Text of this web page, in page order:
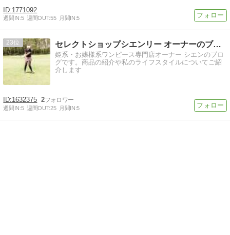
1771092
週間IN:5 週間OUT:55 月間IN:5
23 セレクトショップシエンリー オーナーのブログ
姫系・お嬢様系ワンピース専門店オーナー シエンのブロ
グです。商品の紹介や私のライフスタイルについてご紹
介します
1632375 2
週間IN:5 週間OUT:25 月間IN:5